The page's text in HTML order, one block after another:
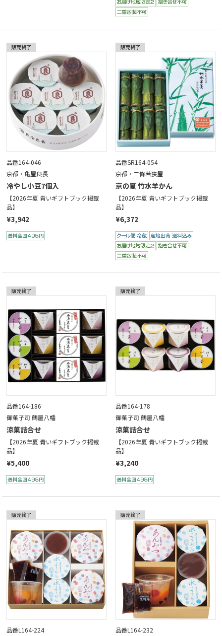
品番164-046
京都・亀屋良長
冷やし小豆7個入
【2026年夏 青いギフトブック掲載
品】
¥3,942
品番SR164-054
京都・二條若狭屋
京の夏 竹水羊かん
【2026年夏 青いギフトブック掲載
品】
¥6,372
品番164-186
御菓子司 鶴屋八幡
涼菓詰合せ
【2026年夏 青いギフトブック掲載
品】
¥5,400
品番164-178
御菓子司 鶴屋八幡
涼菓詰合せ
【2026年夏 青いギフトブック掲載
品】
¥3,240
品番L164-224
品番L164-232